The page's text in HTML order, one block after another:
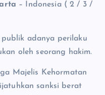
– Indonesia ( 2 / 3 /
adanya perilaku
oleh seorang hakim.
Majelis Kehormatan
sanksi berat